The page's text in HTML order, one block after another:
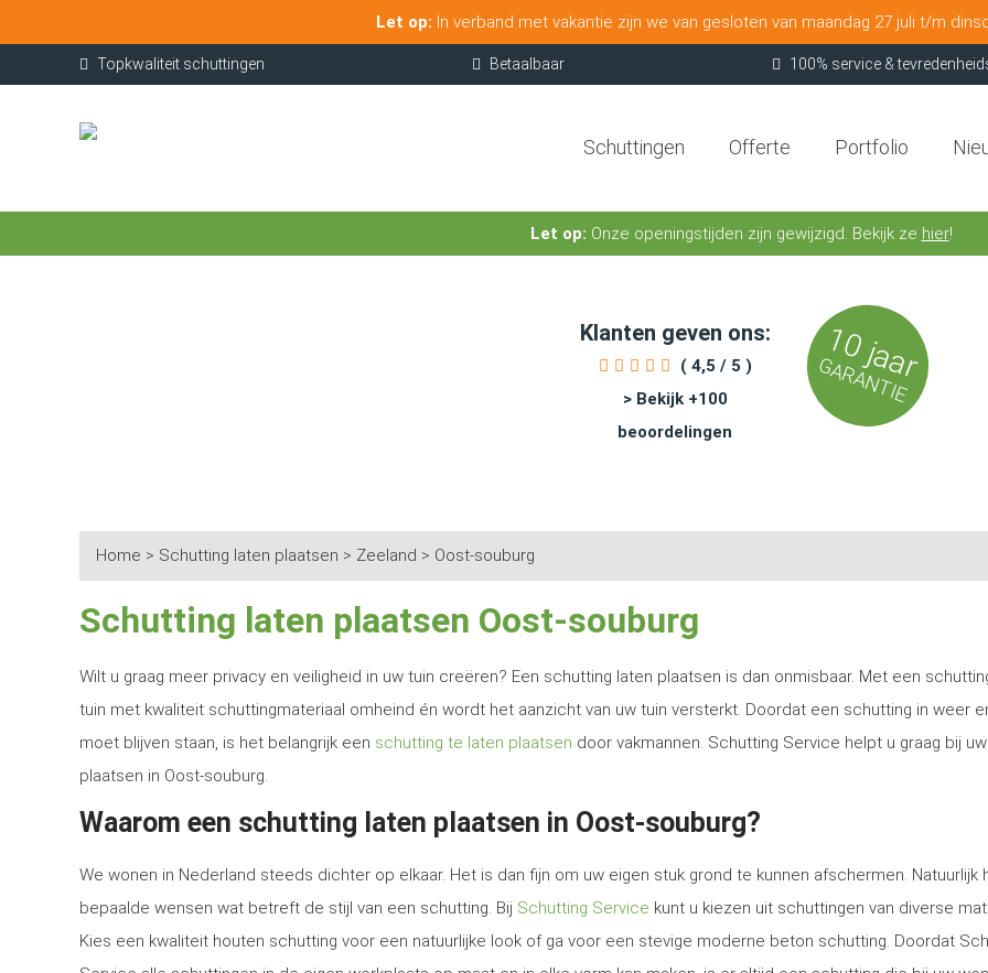
Let op: In verband met vakantie zijn we van gesloten van maandag 27 juli t/m
Topkwaliteit schuttingen Betaalbaar 100% service &
Schuttingen Offerte Portfolio
Let op: Onze openingstijden zijn gewijzigd. Bekijk ze hier!
Klanten geven ons:
( 4,5 / 5 )
> Bekijk +100
beoordelingen
10 jaar
GARANTIE
Home > Schutting laten plaatsen > Zeeland > Oost-souburg
Schutting laten plaatsen Oost-souburg
Wilt u graag meer privacy en veiligheid in uw tuin creëren? Een schutting laten plaatsen is dan onmisbaar. Met een
tuin met kwaliteit schuttingmateriaal omheind én wordt het aanzicht van uw tuin versterkt. Doordat een schutting in weer
moet blijven staan, is het belangrijk een schutting te laten plaatsen door vakmannen. Schutting Service helpt u graag bij
plaatsen in Oost-souburg.
Waarom een schutting laten plaatsen in Oost-souburg?
We wonen in Nederland steeds dichter op elkaar. Het is dan fijn om uw eigen stuk grond te kunnen afschermen. Natuurlijk
bepaalde wensen wat betreft de stijl van een schutting. Bij Schutting Service kunt u kiezen uit schuttingen van diverse
Kies een kwaliteit houten schutting voor een natuurlijke look of ga voor een stevige moderne beton schutting. Doordat